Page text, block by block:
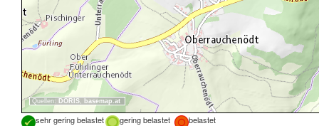
Quellen: DORIS, basemap.at
sehr gering belastet gering belastet
belastet